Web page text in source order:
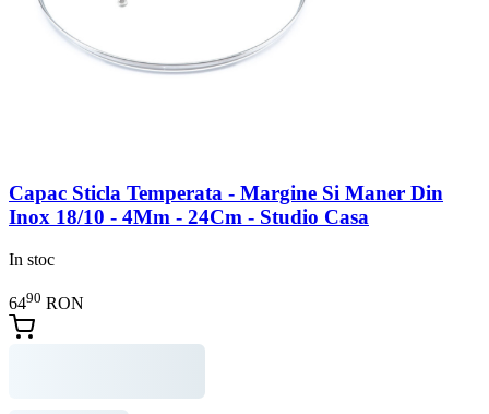
Capac Sticla Temperata - Margine Si Maner Din
Inox 18/10 - 4Mm - 24Cm - Studio Casa
In stoc
6490 RON